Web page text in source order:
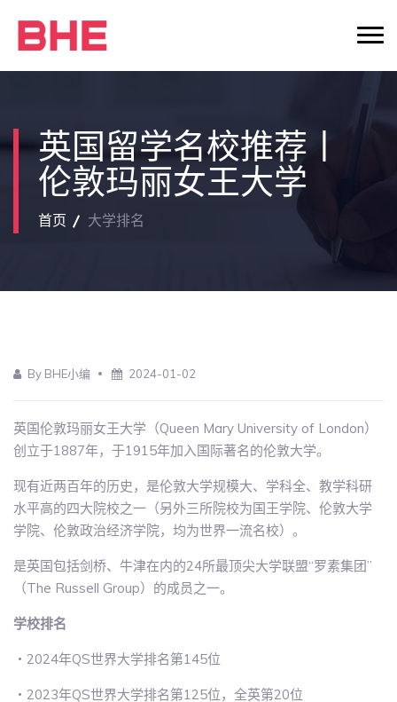
英国留学名校推荐丨
伦敦玛丽女王大学
首页 大学排名
By BHE小编 2024-01-02
英国伦敦玛丽女王大学（Queen Mary University of London）
创立于1887年，于1915年加入国际著名的伦敦大学。
现有近两百年的历史，是伦敦大学规模大、学科全、教学科研
水平高的四大院校之一（另外三所院校为国王学院、伦敦大学
学院、伦敦政治经济学院，均为世界一流名校）。
是英国包括剑桥、牛津在内的24所最顶尖大学联盟“罗素集团”
（The Russell Group）的成员之一。
学校排名
・2024年QS世界大学排名第145位
・2023年QS世界大学排名第125位，全英第20位